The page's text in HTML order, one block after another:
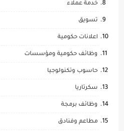
خدمة عملاء
تسويق
اعلانات حكومية
وظائف حكومية ومؤسسات
حاسوب وتكنولوجيا
سكرتاريا
وظائف برمجة
مطاعم وفنادق